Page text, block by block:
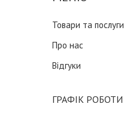
Товари та послуги
Про нас
Відгуки
ГРАФІК РОБОТИ